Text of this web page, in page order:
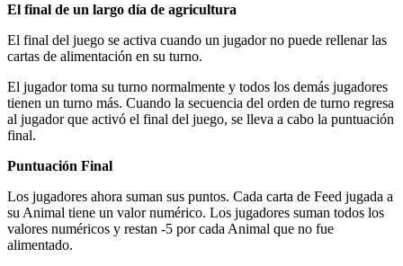
El final de un largo día de agricultura
El final del juego se activa cuando un jugador no puede rellenar las
cartas de alimentación en su turno.
El jugador toma su turno normalmente y todos los demás jugadores
tienen un turno más. Cuando la secuencia del orden de turno regresa
al jugador que activó el final del juego, se lleva a cabo la puntuación
final.
Puntuación Final
Los jugadores ahora suman sus puntos. Cada carta de Feed jugada a
su Animal tiene un valor numérico. Los jugadores suman todos los
valores numéricos y restan -5 por cada Animal que no fue
alimentado.